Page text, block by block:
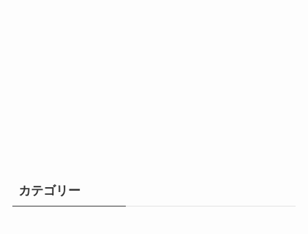
カテゴリー